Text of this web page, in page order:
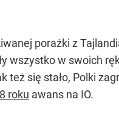
porażki z
wszystko w swoich
też się stało, Polki
roku awans na IO.